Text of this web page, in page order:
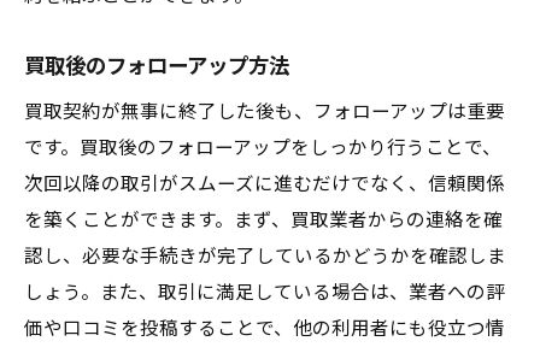
買取後のフォローアップ方法
買取契約が無事に終了した後も、フォローアップは重要
です。買取後のフォローアップをしっかり行うことで、
次回以降の取引がスムーズに進むだけでなく、信頼関係
を築くことができます。まず、買取業者からの連絡を確
認し、必要な手続きが完了しているかどうかを確認しま
しょう。また、取引に満足している場合は、業者への評
価や口コミを投稿することで、他の利用者にも役立つ情